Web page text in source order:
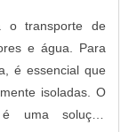
o transporte de
e água. Para
é essencial que
isoladas. O
uma solução